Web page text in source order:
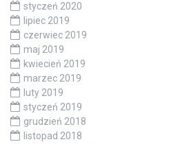
styczeń 2020
lipiec 2019
czerwiec 2019
maj 2019
kwiecień 2019
marzec 2019
luty 2019
styczeń 2019
grudzień 2018
listopad 2018